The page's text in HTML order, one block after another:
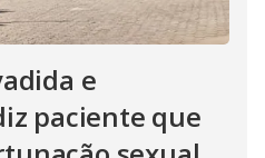
e
paciente que